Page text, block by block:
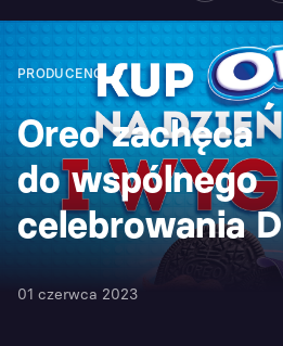
PRODUCENCI
Oreo zachęca
do wspólnego
celebrowania
01 czerwca 2023